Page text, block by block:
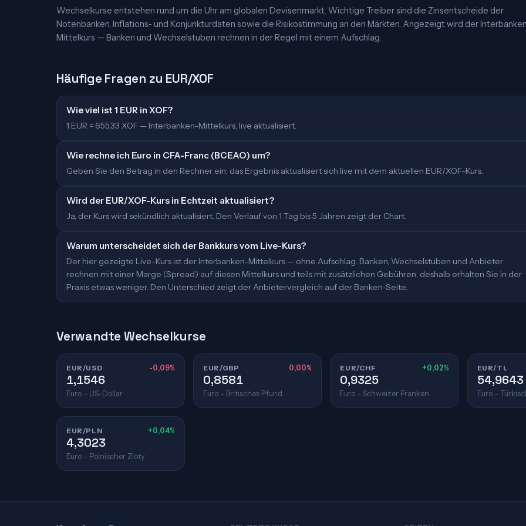
Wechselkurse entstehen rund um die Uhr am globalen Devisenmarkt. Wichtige Treiber sind die Zinsentscheide der
Notenbanken, Inflations- und Konjunkturdaten sowie die Risikostimmung an den Märkten. Angezeigt wird der
Mittelkurs — Banken und Wechselstuben rechnen in der Regel mit einem Aufschlag.
Häufige Fragen zu EUR/XOF
Wie viel ist 1 EUR in XOF?
1 EUR = 655,33 XOF — Interbanken-Mittelkurs, live aktualisiert.
Wie rechne ich Euro in CFA-Franc (BCEAO) um?
Geben Sie den Betrag in den Rechner ein; das Ergebnis aktualisiert sich live mit dem aktuellen EUR/XOF-Kurs.
Wird der EUR/XOF-Kurs in Echtzeit aktualisiert?
Ja, der Kurs wird sekündlich aktualisiert. Den Verlauf von 1 Tag bis 5 Jahren zeigt der Chart.
Warum unterscheidet sich der Bankkurs vom Live-Kurs?
Der hier gezeigte Live-Kurs ist der Interbanken-Mittelkurs — ohne Aufschlag. Banken, Wechselstuben und Anbieter
rechnen mit einer Marge (Spread) auf diesen Mittelkurs und teils mit zusätzlichen Gebühren; deshalb erhalten Sie in der
Praxis etwas weniger. Den Unterschied zeigt der Anbietervergleich auf der Banken-Seite.
Verwandte Wechselkurse
EUR/USD -0,09%
1,1546
Euro – US-Dollar
EUR/GBP 0,00%
0,8581
Euro – Britisches Pfund
EUR/CHF +0,02%
0,9325
Euro – Schweizer Franken
EUR/TL
54,9643
Euro –
EUR/PLN +0,04%
4,3023
Euro – Polnischer Zloty